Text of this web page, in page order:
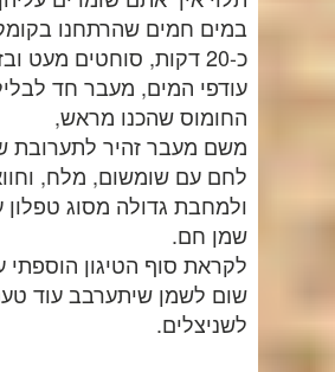
במים חמים שהרתחנו
כ-20 דקות, סוחטים מעט
עודפי המים, מעבר חד
החומוס שהכנו מראש,
משם מעבר זהיר לתערובת
לחם עם שומשום, מלח,
ולמחבת גדולה מסוג
שמן חם.
שום לשמן שיתערבב עוד
לשניצלים.